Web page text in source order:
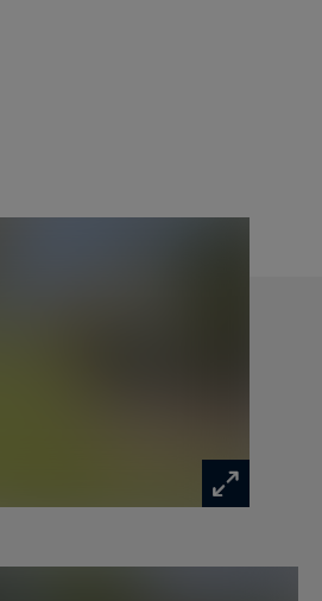
et de la location de
sur le bassin annécien,
les risques auxquels ce